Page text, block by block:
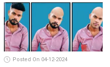
Posted On 04-12-2024